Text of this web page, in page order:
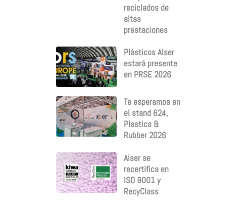
reciclados de
altas
prestaciones
Plásticos Alser
estará presente
en PRSE 2026
Te esperamos en
el stand 624,
Plastics &
Rubber 2026
Alser se
recertifica en
ISO 9001 y
RecyClass